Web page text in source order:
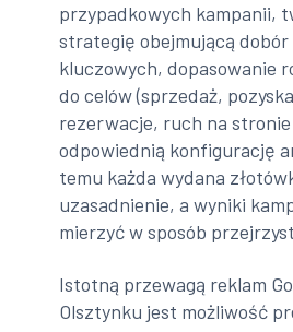
przypadkowych kampanii,
strategię obejmującą dobór
kluczowych, dopasowanie
do celów (sprzedaż,
rezerwacje, ruch na
odpowiednią konfigurację
temu każda wydana
uzasadnienie, a wyniki
mierzyć w sposób
Istotną przewagą reklam
Olsztynku jest możliwość